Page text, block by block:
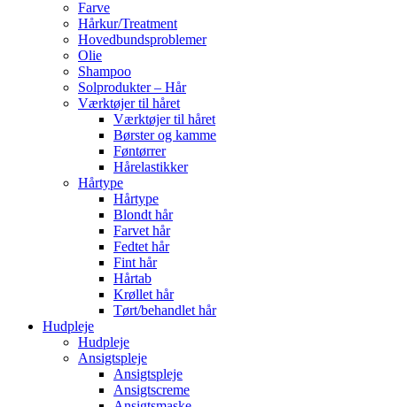
Farve
Hårkur/Treatment
Hovedbundsproblemer
Olie
Shampoo
Solprodukter – Hår
Værktøjer til håret
Værktøjer til håret
Børster og kamme
Føntørrer
Hårelastikker
Hårtype
Hårtype
Blondt hår
Farvet hår
Fedtet hår
Fint hår
Hårtab
Krøllet hår
Tørt/behandlet hår
Hudpleje
Hudpleje
Ansigtspleje
Ansigtspleje
Ansigtscreme